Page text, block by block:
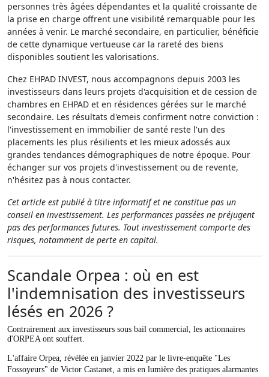
personnes très âgées dépendantes et la qualité croissante de
la prise en charge offrent une visibilité remarquable pour les
années à venir. Le marché secondaire, en particulier, bénéficie
de cette dynamique vertueuse car la rareté des biens
disponibles soutient les valorisations.
Chez EHPAD INVEST, nous accompagnons depuis 2003 les
investisseurs dans leurs projets d'acquisition et de cession de
chambres en EHPAD et en résidences gérées sur le marché
secondaire. Les résultats d'emeis confirment notre conviction :
l'investissement en immobilier de santé reste l'un des
placements les plus résilients et les mieux adossés aux
grandes tendances démographiques de notre époque. Pour
échanger sur vos projets d'investissement ou de revente,
n'hésitez pas à nous contacter.
Cet article est publié à titre informatif et ne constitue pas un
conseil en investissement. Les performances passées ne préjugent
pas des performances futures. Tout investissement comporte des
risques, notamment de perte en capital.
Scandale Orpea : où en est
l'indemnisation des investisseurs
lésés en 2026 ?
Contrairement aux investisseurs sous bail commercial, les actionnaires
d'ORPEA ont souffert.
L'affaire Orpea, révélée en janvier 2022 par le livre-enquête "Les
Fossoyeurs" de Victor Castanet, a mis en lumière des pratiques alarmantes